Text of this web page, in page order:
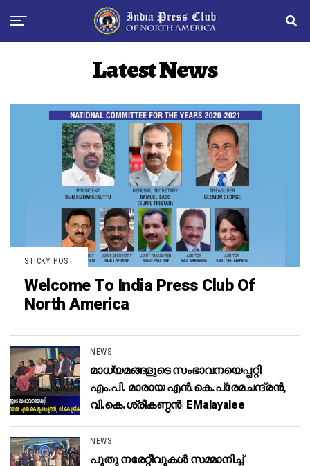
Latest News
STICKY POST
Welcome To India Press Club Of
North America
NEWS
മാധ്യമങ്ങളുടെ സംഭാവനയെപ്പറ്റി
എം.പി. മാരായ എന്‍.കെ.പ്രേമചന്ദ്രന്‍,
വി.കെ.ശ്രീകണ്ഠന്‍| EMalayalee
NEWS
പുതു നരേറ്റീവുകള്‍ സമ്മാനിച്ച്